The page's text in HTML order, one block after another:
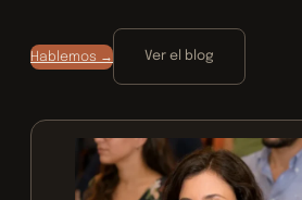
Hablemos → Ver el blog